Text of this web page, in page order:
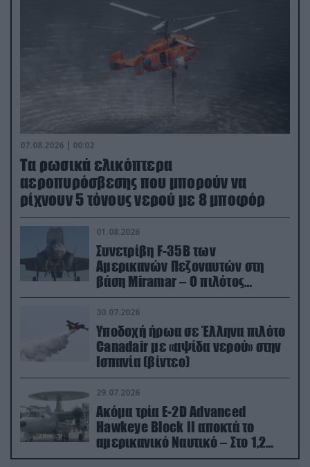
07.08.2026 | 00:02
Τα ρωσικά ελικόπτερα
αεροπυρόσβεσης που μπορούν να
ρίχνουν 5 τόνους νερού με 8 μποφόρ
01.08.2026
Συνετρίβη F-35B των
Αμερικανών Πεζοναυτών στη
βάση Miramar – Ο πιλότος
εκτινάχθηκε εγκαίρως
30.07.2026
Υποδοχή ήρωα σε Έλληνα πιλότο
Canadair με «αψίδα νερού» στην
Ισπανία (βίντεο)
29.07.2026
Ακόμα τρία E-2D Advanced
Hawkeye Block II αποκτά το
αμερικανικό Ναυτικό – Στο 1,2
δισ.δολάρια το κόστος